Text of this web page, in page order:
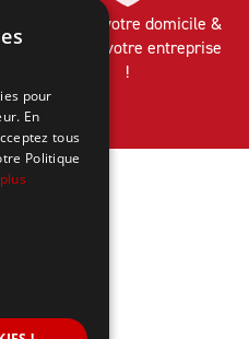
Protégez votre domicile &
sécurisez votre entreprise
!
pour
En
tous
Politique